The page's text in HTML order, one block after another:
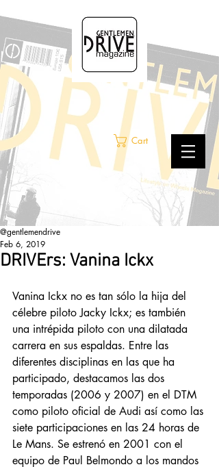
Cart
DRIVErs: Vanina Ickx
@gentlemendrive
Feb 6, 2019
Vanina Ickx no es tan sólo la hija del
célebre piloto Jacky Ickx; es también
una intrépida piloto con una dilatada
carrera en sus espaldas. Entre las
diferentes disciplinas en las que ha
participado, destacamos las dos
temporadas (2006 y 2007) en el DTM
como piloto oficial de Audi así como las
siete participaciones en las 24 horas de
Le Mans. Se estrenó en 2001 con el
equipo de Paul Belmondo a los mandos